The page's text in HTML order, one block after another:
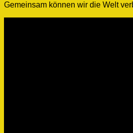
Gemeinsam können wir die Welt